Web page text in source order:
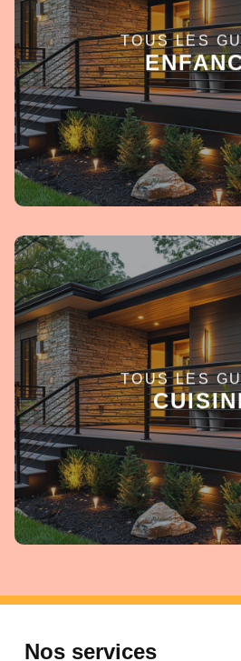
TOUS LES
EN SAVOIR +
TOUS LES
EN SAVOIR +
Nos services